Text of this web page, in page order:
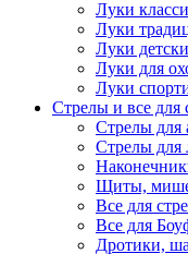
Луки
Луки
Луки
Луки для
Луки
Стрелы и все для
Стрелы для
Стрелы для
Щиты,
Все для
Все для
Дротики,